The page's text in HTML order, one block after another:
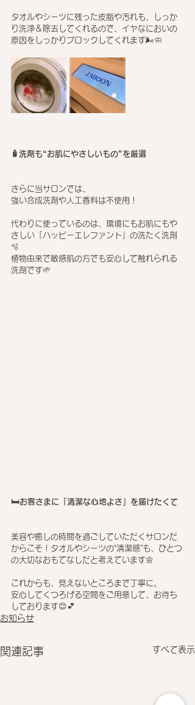
タオルやシーツに残った皮脂や汚れも、しっか
り洗浄＆除去してくれるので、イヤなにおいの
原因をしっかりブロックしてくれます🌬️🧼
🧴洗剤も“お肌にやさしいもの”を厳選
さらに当サロンでは、
強い合成洗剤や人工香料は不使用！
代わりに使っているのは、環境にもお肌にもや
さしい「ハッピーエレファント」の洗たく洗剤
🫧
植物由来で敏感肌の方でも安心して触れられる
洗剤です🌱
🛏️お客さまに「清潔な心地よさ」を届けたくて
美容や癒しの時間を過ごしていただくサロンだ
からこそ！タオルやシーツの“清潔感”も、ひとつ
の大切なおもてなしだと考えています🌼
これからも、見えないところまで丁寧に。
安心してくつろげる空間をご用意して、お待ち
しております😊💕
お知らせ
関連記事 すべて表示